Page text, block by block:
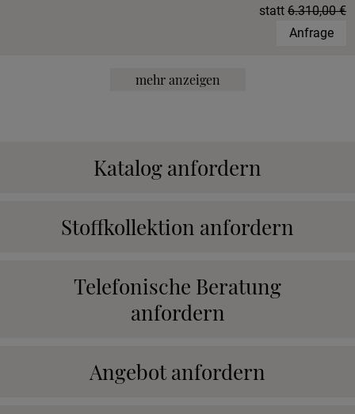
statt 6.310,00 €
Anfrage
mehr anzeigen
Katalog anfordern
Stoffkollektion anfordern
Telefonische Beratung
anfordern
Angebot anfordern